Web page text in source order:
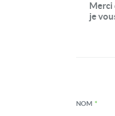
Merci
je
NOM *